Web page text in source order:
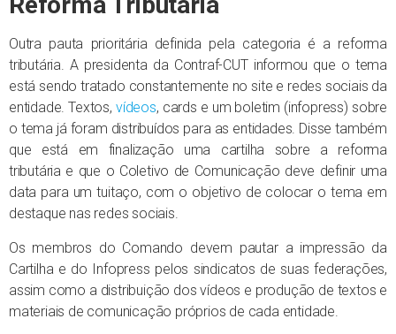
Outra pauta prioritária definida pela categoria é a reforma
tributária. A presidenta da Contraf-CUT informou que o tema
está sendo tratado constantemente no site e redes sociais da
entidade. Textos, vídeos, cards e um boletim (infopress) sobre
o tema já foram distribuídos para as entidades. Disse também
que está em finalização uma cartilha sobre a reforma
tributária e que o Coletivo de Comunicação deve definir uma
data para um tuitaço, com o objetivo de colocar o tema em
destaque nas redes sociais.
Os membros do Comando devem pautar a impressão da
Cartilha e do Infopress pelos sindicatos de suas federações,
assim como a distribuição dos vídeos e produção de textos e
materiais de comunicação próprios de cada entidade.